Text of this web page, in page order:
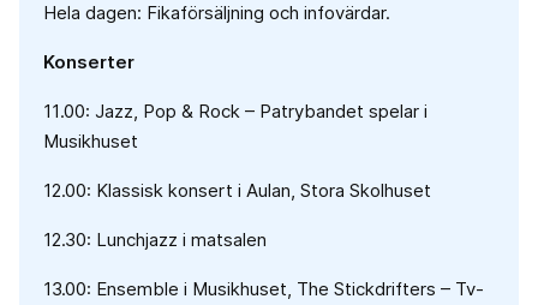
Hela dagen: Fikaförsäljning och infovärdar.
Konserter
11.00: Jazz, Pop & Rock – Patrybandet spelar i
Musikhuset
12.00: Klassisk konsert i Aulan, Stora Skolhuset
12.30: Lunchjazz i matsalen
13.00: Ensemble i Musikhuset, The Stickdrifters – Tv-